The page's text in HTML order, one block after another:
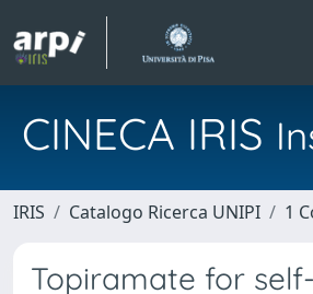
CINECA IRIS
IRIS Catalogo Ricerca UNIPI 1
Topiramate for